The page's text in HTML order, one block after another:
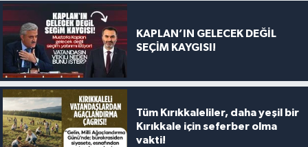
KAPLAN’IN GELECEK DEĞİL
SEÇİM KAYGISI!
Tüm Kırıkkaleliler, daha yeşil bir
Kırıkkale için seferber olma
vakti!